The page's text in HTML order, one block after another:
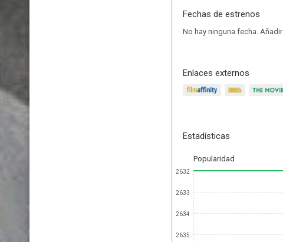
Fechas de estrenos
No hay ninguna fecha. Añadir
Enlaces externos
Estadísticas
Popularidad
2632
2633
2634
2635